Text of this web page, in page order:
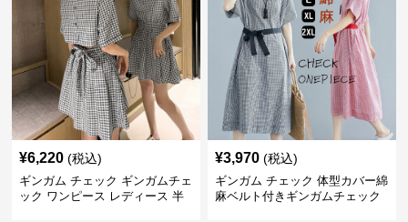
¥6,220 (税込)
ギンガム チェック ギンガムチェ
ック ワンピース レディース 半
¥3,970 (税込)
ギンガム チェック 体型カバー綿
麻ベルト付きギンガムチェック